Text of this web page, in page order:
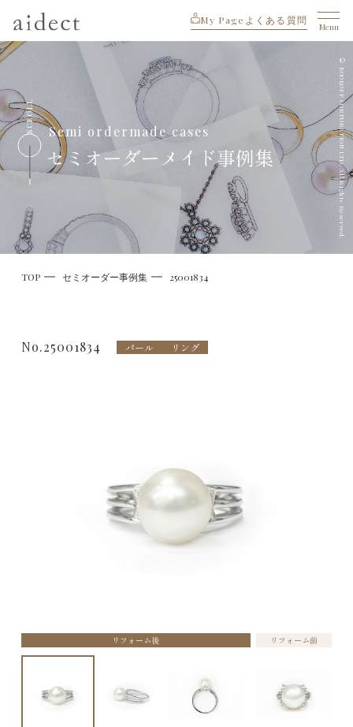
My Page よくある質問
Menu
Semi ordermade cases
セミオーダーメイド事例集
SCROLL © BOOKOFF CORPORATION LTD. All Rights Reserved.
TOP セミオーダー事例集 25001834
No.25001834 パール リング
リフォーム後 リフォーム前